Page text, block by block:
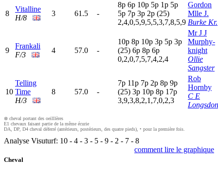
8
Vitalline
H/8
3 61.5 -
8p 6p 10p 5p 1p 5p
5p 7p 3p 2p (25)
2,4,0,5,9,5,5,3,7,8,5,9
Gordon
Mlle J.
Burke Kr.
9
Frankali
F/3
4 57.0 -
10p 8p 10p 3p 5p 3p
(25) 6p 8p 6p
0,2,0,7,5,7,4,2,4
Mr J J
Murphy-
knight
Ollie
Sangster
10
Telling
Time
H/3
8 57.0 -
7p 11p 7p 2p 8p 9p
(25) 3p 10p 8p 17p
3,9,3,8,2,1,7,0,2,3
Rob
Hornby
C E
Longsdon
⊗ cheval portant des oeilllères
E1 chevaux faisant partie de la même écurie
DA, DP, D4 cheval déferré (antérieurs, postérieurs, des quatre pieds), • pour la première fois.
Analyse Visuturf: 10 - 4 - 3 - 5 - 9 - 2 - 7 - 8
comment lire le graphique
Cheval